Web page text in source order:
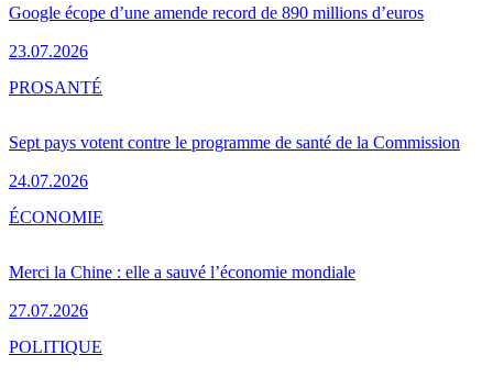
Google écope d’une amende record de 890 millions d’euros
23.07.2026
Sept pays votent contre le programme de santé de la Commission
24.07.2026
PROSANTÉ
Merci la Chine : elle a sauvé l’économie mondiale
27.07.2026
ÉCONOMIE
POLITIQUE